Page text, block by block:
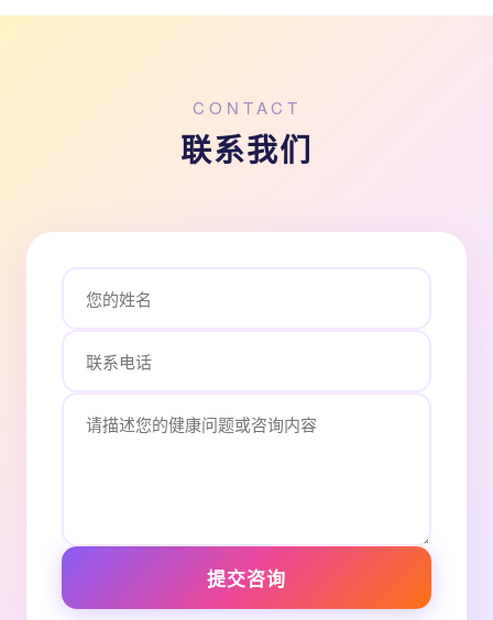
CONTACT
联系我们
提交咨询